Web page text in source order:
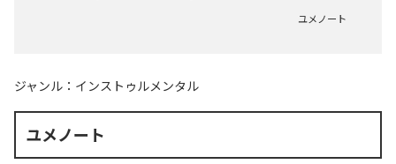
ユメノート
ジャンル： インストゥルメンタル
ユメノート